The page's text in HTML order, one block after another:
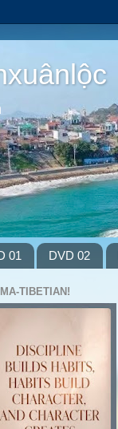
01 DVD 02
TIBETIAN!